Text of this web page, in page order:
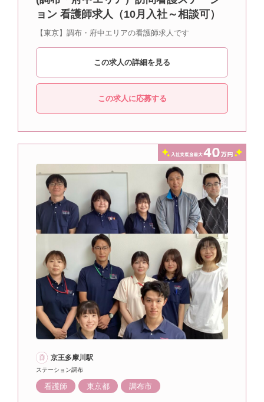
ョン 看護師求人（10月入社～相談可）
【東京】調布・府中エリアの看護師求人です
この求人の詳細を見る
この求人に応募する
京王多摩川駅
ステーション調布
看護師 東京都 調布市